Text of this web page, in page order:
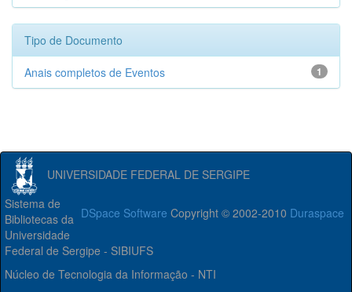
Tipo de Documento
1
Anais completos de Eventos
UNIVERSIDADE FEDERAL DE SERGIPE
DSpace Software Copyright © 2002-2010 Duraspace
Sistema de
Bibliotecas da
Universidade
Federal de Sergipe - SIBIUFS
Núcleo de Tecnologia da Informação - NTI